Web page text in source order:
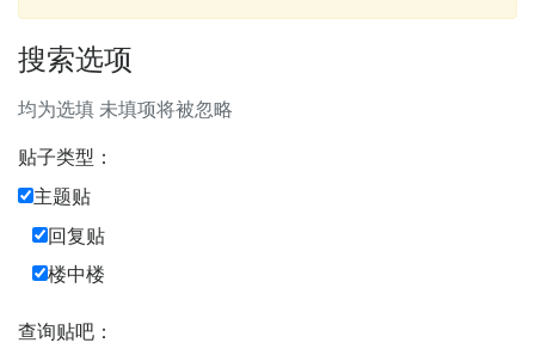
搜索选项
均为选填 未填项将被忽略
贴子类型：
主题贴
回复贴
楼中楼
查询贴吧：